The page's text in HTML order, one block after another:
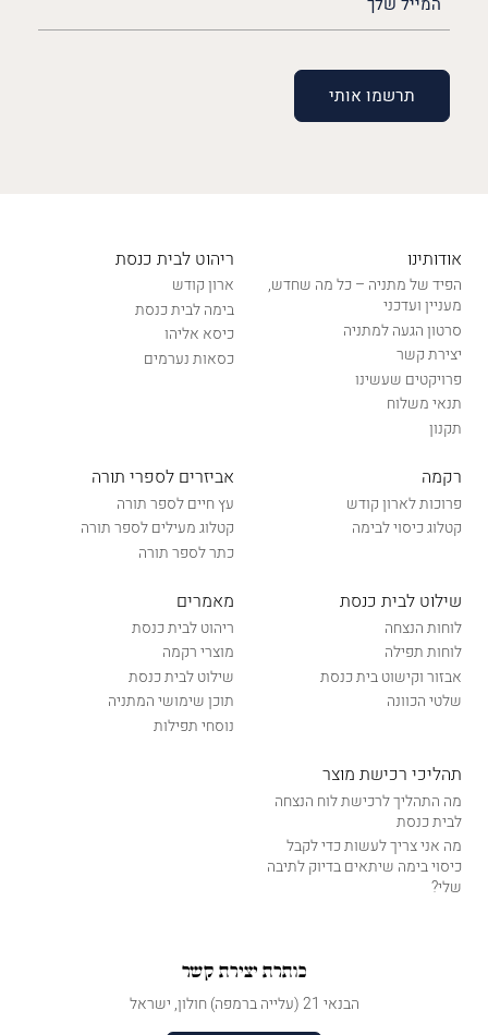
(חובה)
אודותינו
הפיד של מתניה – כל מה שחדש,
מעניין ועדכני
סרטון הגעה למתניה
יצירת קשר
פרויקטים שעשינו
תנאי משלוח
תקנון
ריהוט לבית כנסת
ארון קודש
בימה לבית כנסת
כיסא אליהו
כסאות נערמים
רקמה
פרוכות לארון קודש
קטלוג כיסוי לבימה
אביזרים לספרי תורה
עץ חיים לספר תורה
קטלוג מעילים לספר תורה
כתר לספר תורה
שילוט לבית כנסת
לוחות הנצחה
לוחות תפילה
אבזור וקישוט בית כנסת
שלטי הכוונה
מאמרים
ריהוט לבית כנסת
מוצרי רקמה
שילוט לבית כנסת
תוכן שימושי המתניה
נוסחי תפילות
תהליכי רכישת מוצר
מה התהליך לרכישת לוח הנצחה
לבית כנסת
מה אני צריך לעשות כדי לקבל
כיסוי בימה שיתאים בדיוק לתיבה
שלי?
כותרת יצירת קשר
הבנאי 21 (עלייה ברמפה) חולון, ישראל